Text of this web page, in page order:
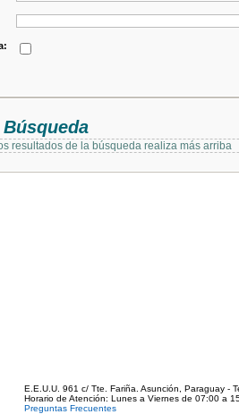
resultados de la búsqueda realiza más arriba
E.E.U.U. 961 c/ Tte. Fariña. Asunción, Paraguay -
Horario de Atención: Lunes a Viernes de 07:00 a
Preguntas Frecuentes